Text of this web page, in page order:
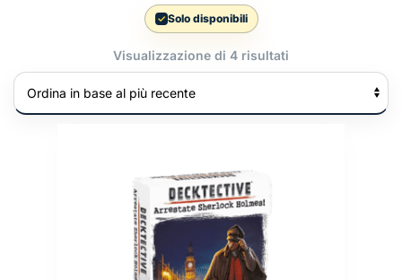
Solo disponibili
Visualizzazione di 4 risultati
in
più